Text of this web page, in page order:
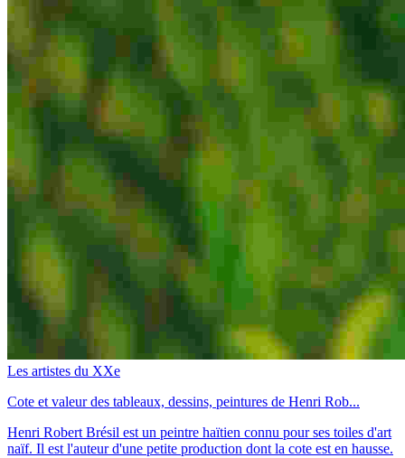
Les artistes du XXe
Cote et valeur des tableaux, dessins, peintures de Henri Rob...
Henri Robert Brésil est un peintre haïtien connu pour ses toiles d'art
naïf. Il est l'auteur d'une petite production dont la cote est en hausse.